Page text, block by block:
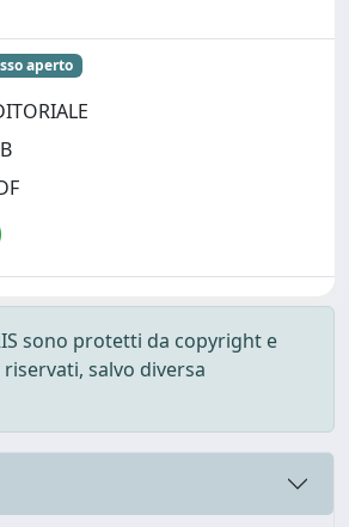
aperto
sono protetti da copyright e
salvo diversa